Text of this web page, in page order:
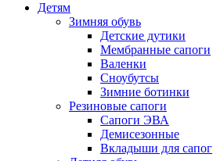
Детям
Зимняя обувь
Детские дутики
Мембранные сапоги
Валенки
Сноубутсы
Зимние ботинки
Резиновые сапоги
Сапоги ЭВА
Демисезонные
Вкладыши для сапог